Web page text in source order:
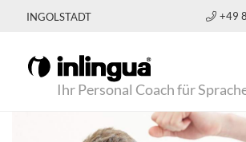
INGOLSTADT +49
Ihr Personal Coach für